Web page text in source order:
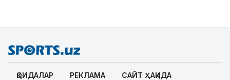
ҚОИДАЛАР РЕКЛАМА САЙТ ҲАҚИДА